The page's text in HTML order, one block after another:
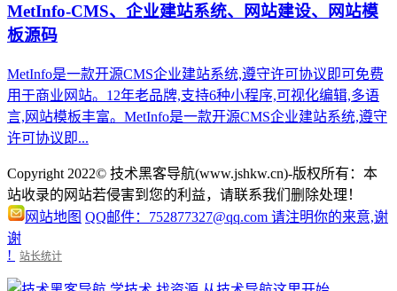
MetInfo-CMS、企业建站系统、网站建设、网站模
板源码
MetInfo是一款开源CMS企业建站系统,遵守许可协议即可免费
用于商业网站。12年老品牌,支持6种小程序,可视化编辑,多语
言,网站模板丰富。MetInfo是一款开源CMS企业建站系统,遵守
许可协议即...
Copyright 2022© 技术黑客导航(www.jshkw.cn)-版权所有：本
站收录的网站若侵害到您的利益，请联系我们删除处理！
网站地图 QQ邮件：752877327@qq.com 请注明你的来意,谢
谢
!
站长统计